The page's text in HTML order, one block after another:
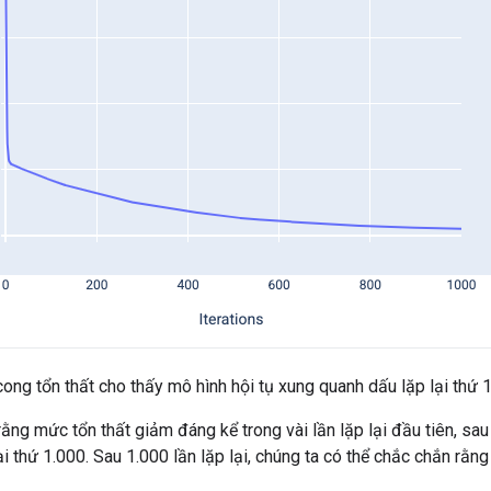
tổn thất cho thấy mô hình hội tụ xung quanh dấu lặp lại thứ
mức tổn thất giảm đáng kể trong vài lần lặp lại đầu tiên,
thứ 1.000. Sau 1.000 lần lặp lại, chúng ta có thể chắc chắn